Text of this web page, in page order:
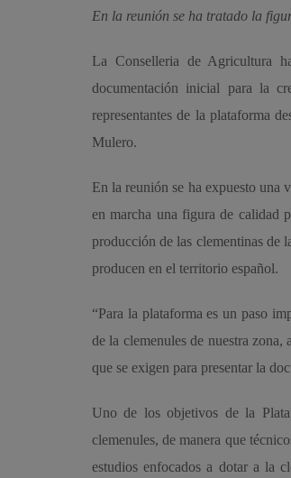
En la reunión se ha tratado la
La Conselleria de Agricultura
documentación inicial para la
representantes de la plataforma
Mulero.
En la reunión se ha expuesto una
en marcha una figura de calidad
producción de las clementinas de
producen en el territorio español.
“Para la plataforma es un paso
de la clemenules de nuestra
que se exigen para presentar la
Uno de los objetivos de la
clemenules, de manera que
estudios enfocados a dotar a la